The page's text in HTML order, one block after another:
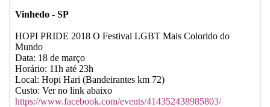
Vinhedo - SP
HOPI PRIDE 2018 O Festival LGBT Mais Colorido do
Mundo
Data: 18 de março
Horário: 11h até 23h
Local: Hopi Hari (Bandeirantes km 72)
Custo: Ver no link abaixo
https://www.facebook.com/events/414352438985803/